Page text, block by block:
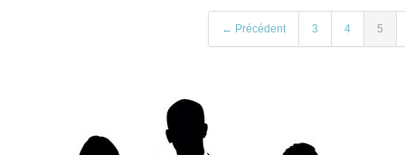
← Précédent 3 4 5